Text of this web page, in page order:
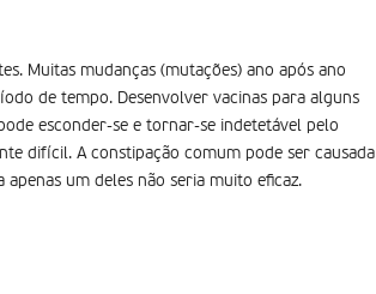
Muitas mudanças (mutações) ano após ano
de tempo. Desenvolver vacinas para alguns
esconder-se e tornar-se indetetável pelo
difícil. A constipação comum pode ser causada
um deles não seria muito eficaz.